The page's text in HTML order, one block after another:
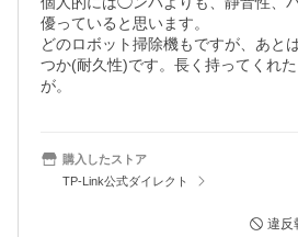
優っていると思います。
どのロボット掃除機もですが、あと
つか(耐久性)です。長く持ってくれ
が。
購入したストア
TP-Link公式ダイレクト
違反